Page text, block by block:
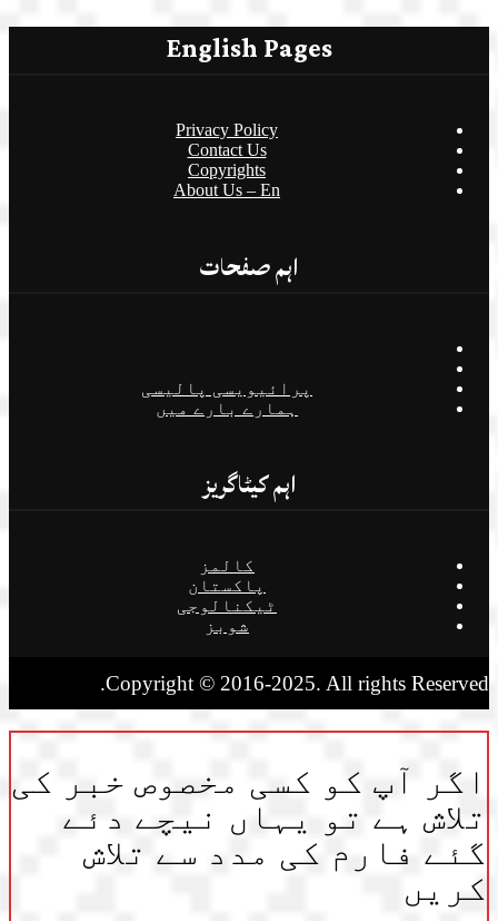
English Pages
Privacy Policy
Contact Us
Copyrights
About Us – En
اہم صفحات
پرائیویسی پالیسی
ہمارے بارے میں
اہم کیٹاگریز
کالمز
پاکستان
ٹیکنالوجی
شوبز
Copyright © 2016-2025. All rights Reserved.
اگر آپ کو کسی مخصوص خبر کی
تلاش ہے تو یہاں نیچے دئے
گئے فارم کی مدد سے تلاش
کریں